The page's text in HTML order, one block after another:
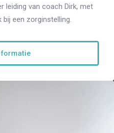
leiding van coach Dirk, met
een zorginstelling.